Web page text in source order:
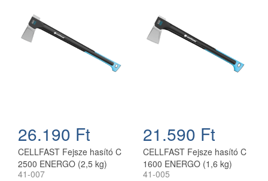
26.190 Ft
CELLFAST Fejsze hasító C
2500 ENERGO (2,5 kg)
41-007
21.590 Ft
CELLFAST Fejsze hasító C
1600 ENERGO (1,6 kg)
41-005